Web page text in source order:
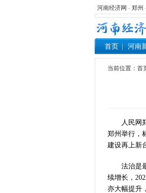
河南经济网 - 郑州
首页 河南
当前位置： 首
人民网
郑州举行，
建设再上新
法治是
续增长，
亦大幅提升